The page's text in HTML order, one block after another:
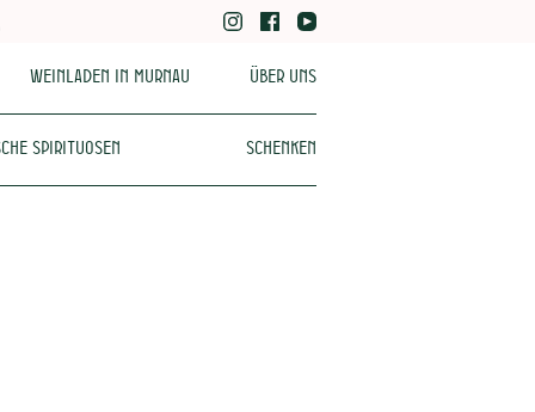
Weinladen in Murnau Über uns
Spirituosen Schenken